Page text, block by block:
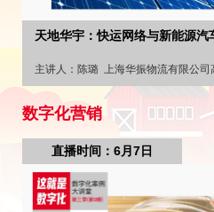
天地华宇：快运网络与新能源
主讲人： 陈璐 上海华振物流有限公司
数字化营销
直播时间：6月7日